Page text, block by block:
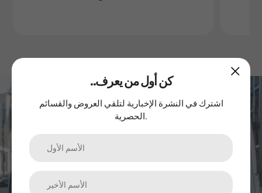
اشترك في نشرتنا الإخبارية
..كن أول من يعرف
اشترك في النشرة الإخبارية لتلقي العروض والقسائم
الحصرية.